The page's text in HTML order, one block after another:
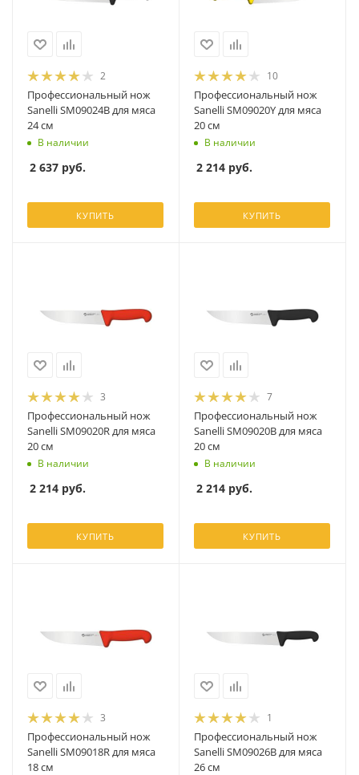
2
Профессиональный нож
Sanelli SM09024B для мяса
24 см
В наличии
2 637 руб.
КУПИТЬ
10
Профессиональный нож
Sanelli SM09020Y для мяса
20 см
В наличии
2 214 руб.
КУПИТЬ
3
Профессиональный нож
Sanelli SM09020R для мяса
20 см
В наличии
2 214 руб.
КУПИТЬ
7
Профессиональный нож
Sanelli SM09020B для мяса
20 см
В наличии
2 214 руб.
КУПИТЬ
3
Профессиональный нож
Sanelli SM09018R для мяса
18 см
1
Профессиональный нож
Sanelli SM09026B для мяса
26 см